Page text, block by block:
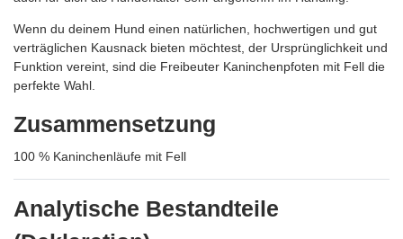
Wenn du deinem Hund einen natürlichen, hochwertigen und gut
verträglichen Kausnack bieten möchtest, der Ursprünglichkeit und
Funktion vereint, sind die Freibeuter Kaninchenpfoten mit Fell die
perfekte Wahl.
Zusammensetzung
100 % Kaninchenläufe mit Fell
Analytische Bestandteile